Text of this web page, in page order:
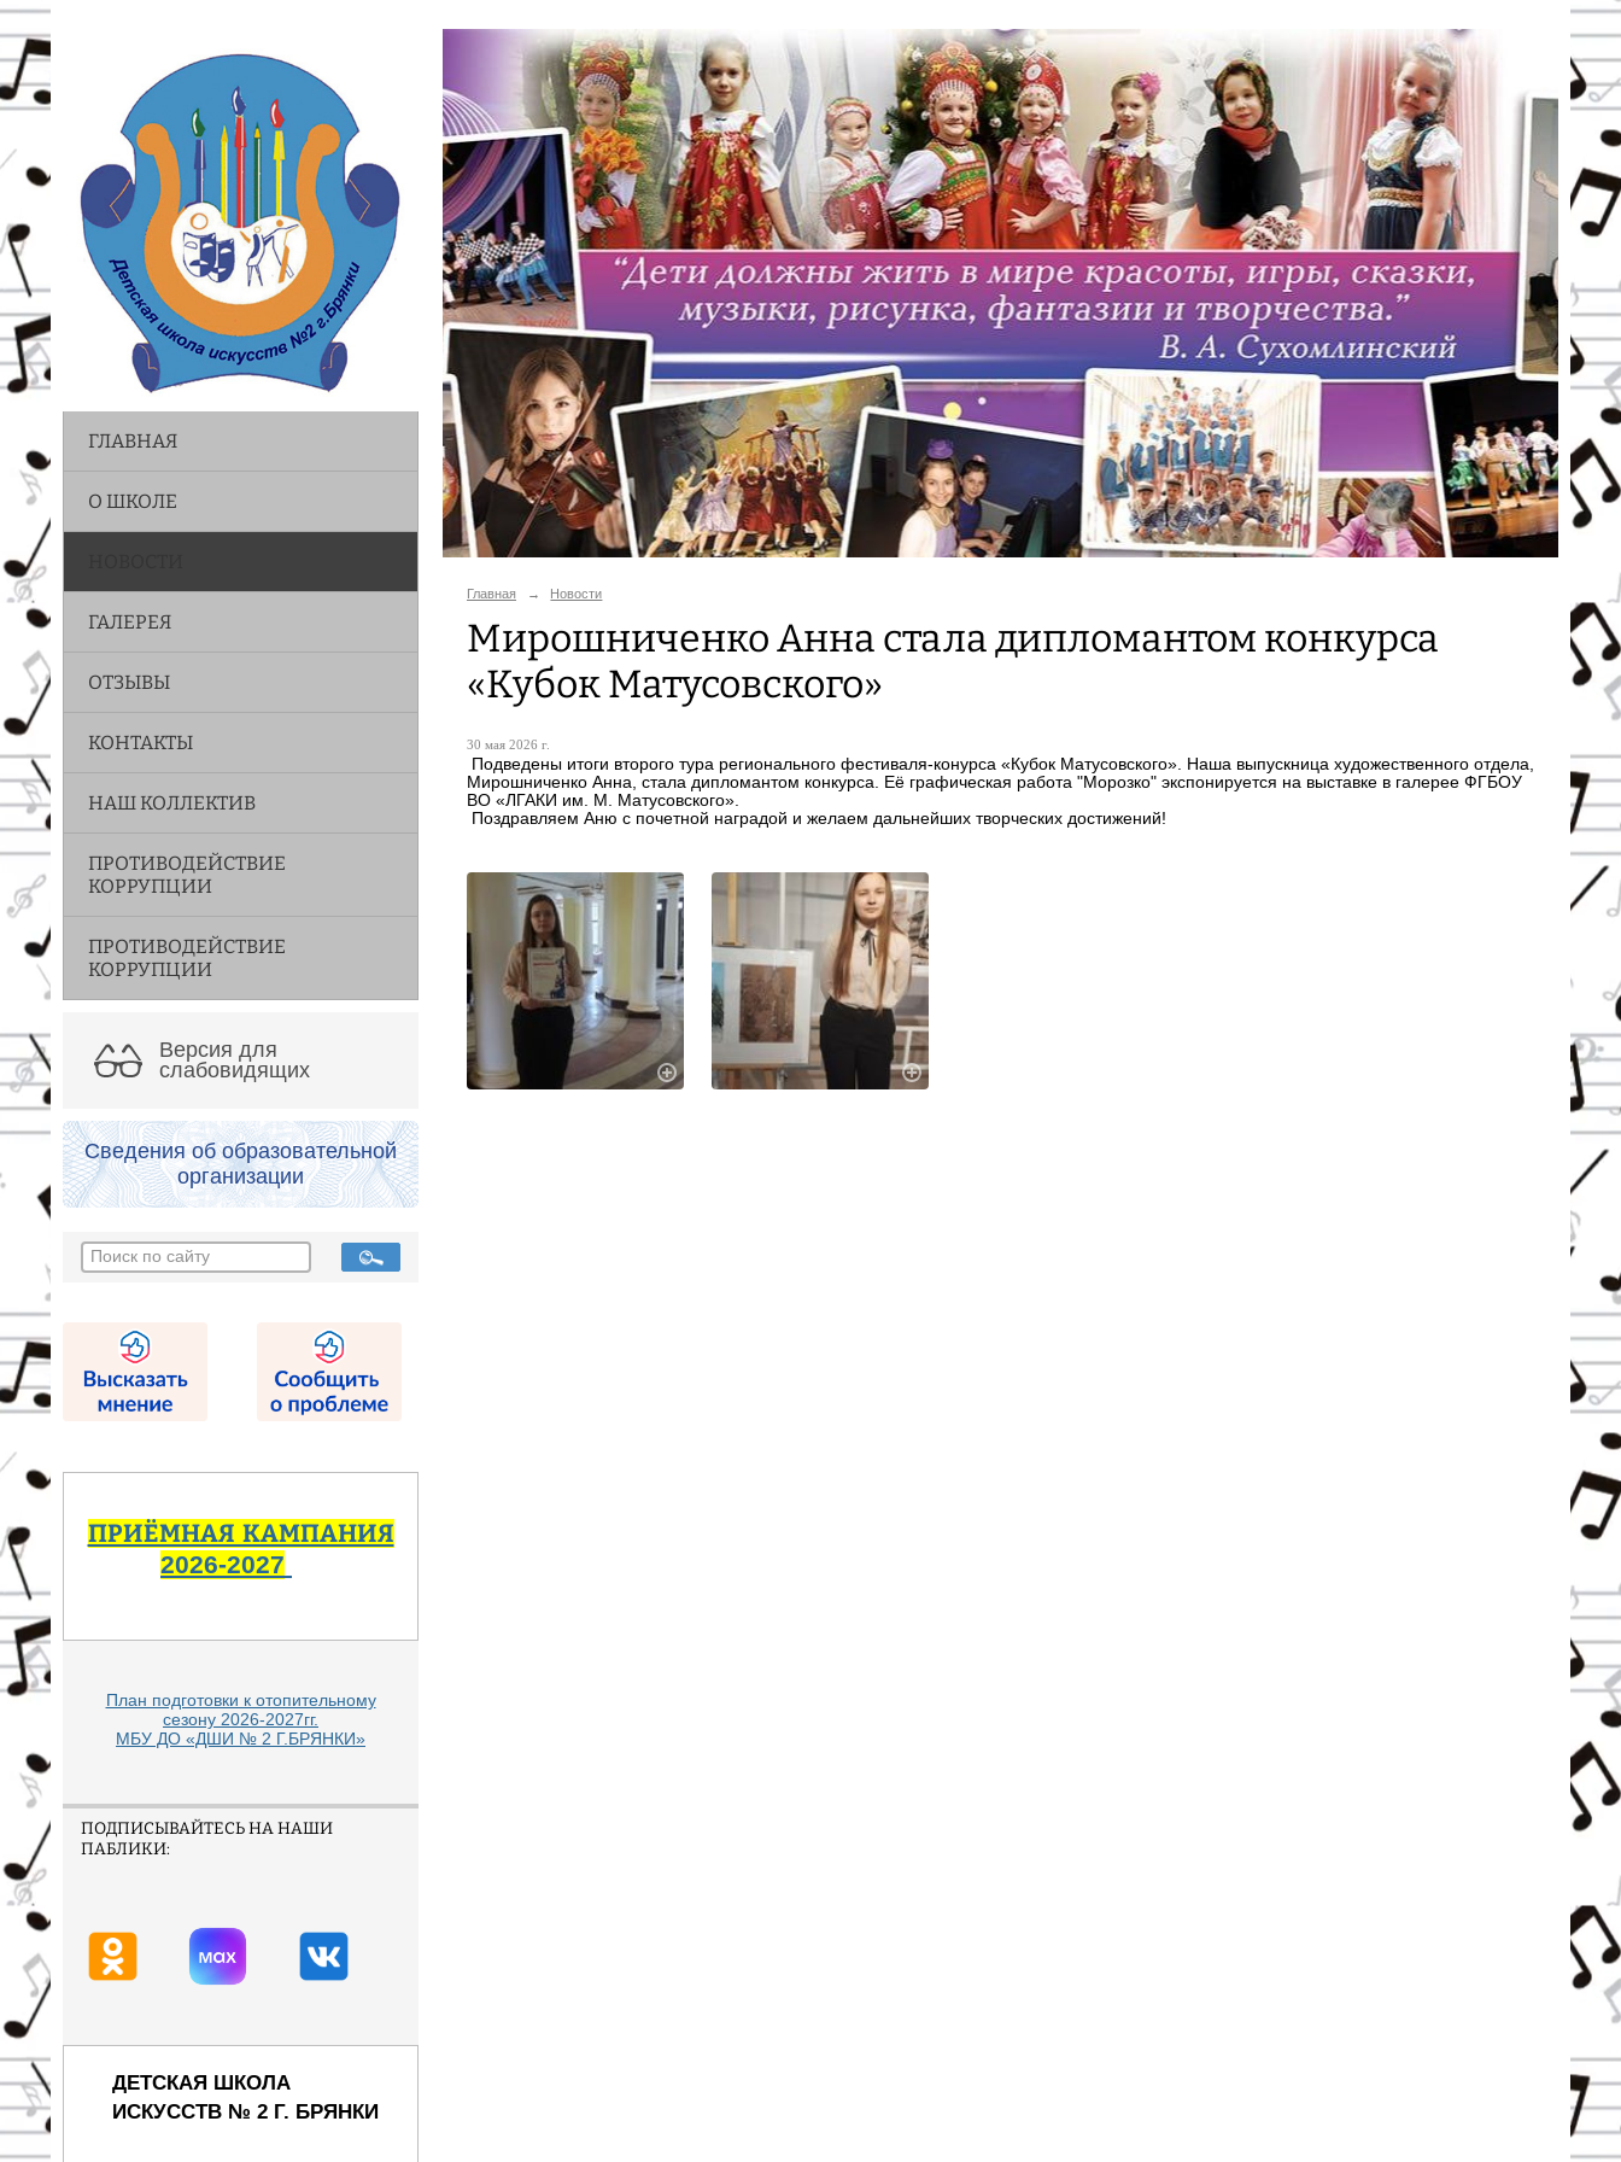
ГЛАВНАЯ
О ШКОЛЕ
ГАЛЕРЕЯ
ОТЗЫВЫ
КОНТАКТЫ
НАШ КОЛЛЕКТИВ
ПРОТИВОДЕЙСТВИЕ
КОРРУПЦИИ
ПРОТИВОДЕЙСТВИЕ
КОРРУПЦИИ
Версия для
слабовидящих
Сведения об образовательной
организации
ПРИЁМНАЯ КАМПАНИЯ
2026-2027
План подготовки к отопительному
сезону 2026-2027гг.
МБУ ДО «ДШИ № 2 Г.БРЯНКИ»
ПОДПИСЫВАЙТЕСЬ НА НАШИ
ПАБЛИКИ:
ДЕТСКАЯ ШКОЛА
ИСКУССТВ № 2 Г. БРЯНКИ
Главная → Новости
Мирошниченко Анна стала дипломантом конкурса
«Кубок Матусовского»
30 мая 2026 г.
Подведены итоги второго тура регионального фестиваля-конурса «Кубок Матусовского». Наша выпускница художественного отдела,
Мирошниченко Анна, стала дипломантом конкурса. Её графическая работа "Морозко" экспонируется на выставке в галерее ФГБОУ
ВО «ЛГАКИ им. М. Матусовского».
Поздравляем Аню с почетной наградой и желаем дальнейших творческих достижений!